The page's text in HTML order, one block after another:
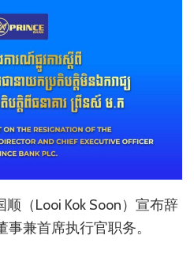
顺（Looi Kok Soon）宣布辞
兼首席执行官职务。